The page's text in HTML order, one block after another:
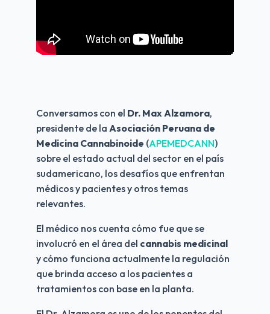
Conversamos con el Dr. Max Alzamora,
presidente de la Asociación Peruana de
Medicina Cannabinoide (APEMEDCANN)
sobre el estado actual del sector en el país
sudamericano, los desafíos que enfrentan
médicos y pacientes y otros temas
relevantes.
El médico nos cuenta cómo fue que se
involucró en el área del cannabis medicinal
y cómo funciona actualmente la regulación
que brinda acceso a los pacientes a
tratamientos con base en la planta.